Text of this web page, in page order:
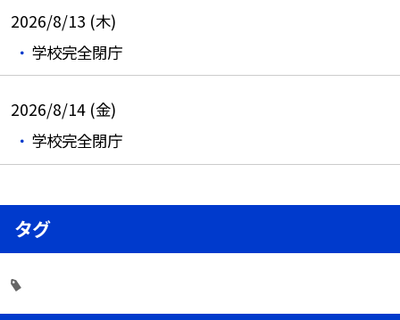
2026/8/13 (木)
学校完全閉庁
2026/8/14 (金)
学校完全閉庁
タグ